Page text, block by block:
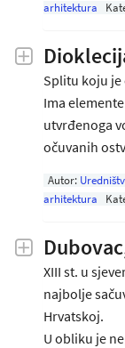
arhitektura
Splitu koju
Ima
utvrđenoga
očuvanih
Autor:
arhitektura
XIII st. u
najbolje
Hrvatskoj.
U obliku je